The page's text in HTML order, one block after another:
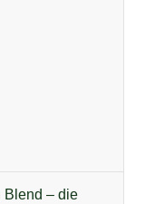
Blend – die